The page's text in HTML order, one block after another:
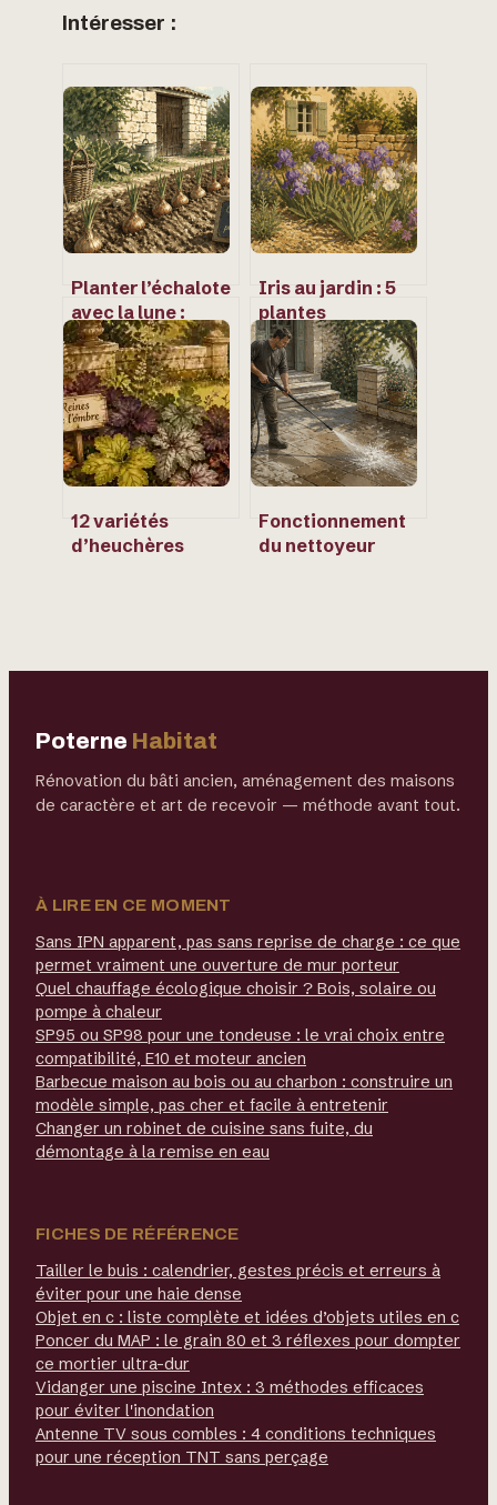
Intéresser :
Planter l’échalote
avec la lune :
calendrier,
variétés et gestes
techniques pour
une récolte
réussie
Iris au jardin : 5
plantes
compagnes
idéales et le paillis
pour réussir leur
floraison
12 variétés
d’heuchères
Fonctionnement
du nettoyeur
Poterne Habitat
Rénovation du bâti ancien, aménagement des maisons
de caractère et art de recevoir — méthode avant tout.
À LIRE EN CE MOMENT
Sans IPN apparent, pas sans reprise de charge : ce que
permet vraiment une ouverture de mur porteur
Quel chauffage écologique choisir ? Bois, solaire ou
pompe à chaleur
SP95 ou SP98 pour une tondeuse : le vrai choix entre
compatibilité, E10 et moteur ancien
Barbecue maison au bois ou au charbon : construire un
modèle simple, pas cher et facile à entretenir
Changer un robinet de cuisine sans fuite, du
démontage à la remise en eau
FICHES DE RÉFÉRENCE
Tailler le buis : calendrier, gestes précis et erreurs à
éviter pour une haie dense
Objet en c : liste complète et idées d’objets utiles en c
Poncer du MAP : le grain 80 et 3 réflexes pour dompter
ce mortier ultra-dur
Vidanger une piscine Intex : 3 méthodes efficaces
pour éviter l'inondation
Antenne TV sous combles : 4 conditions techniques
pour une réception TNT sans perçage